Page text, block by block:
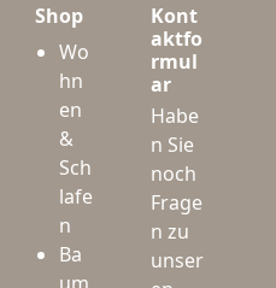
Shop
Wo
hn
en
&
Sch
lafe
n
Ba
um
Kont
aktfo
rmul
ar
Habe
n Sie
noch
Frage
n zu
unser